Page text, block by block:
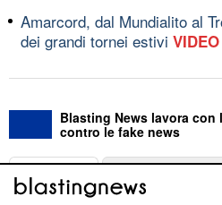
Amarcord, dal Mundialito al
dei grandi tornei estivi VIDEO
Blasting News lavora con
contro le fake news
ABOUT